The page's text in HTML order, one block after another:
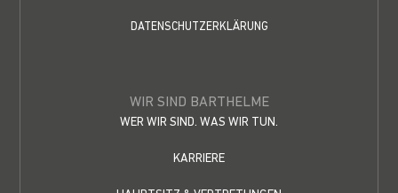
DATENSCHUTZERKLÄRUNG
WIR SIND BARTHELME
WER WIR SIND. WAS WIR TUN.
KARRIERE